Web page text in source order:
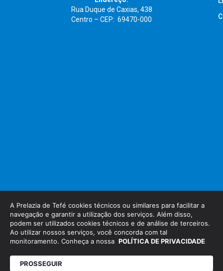
Rua Duque de Caxias, 438
Centro – CEP: 69470-000
Copyright Prelazia de Tefé ©
Feito com
por
A Prelazia de Tefé cookies técnicos ou similares para facilitar a
navegação e garantir a utilização dos serviços. Além disso,
podem ser utilizados cookies técnicos e de análise de terceiros.
Ao utilizar nossos serviços, você concorda com tal
monitoramento. Conheça a nossa POLÍTICA DE PRIVACIDADE
PROSSEGUIR